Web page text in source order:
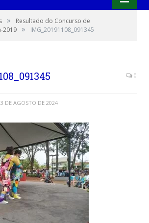
»
Resultado do Concurso de
2019 » IMG_20191108_091345
0
DE AGOSTO DE 2024